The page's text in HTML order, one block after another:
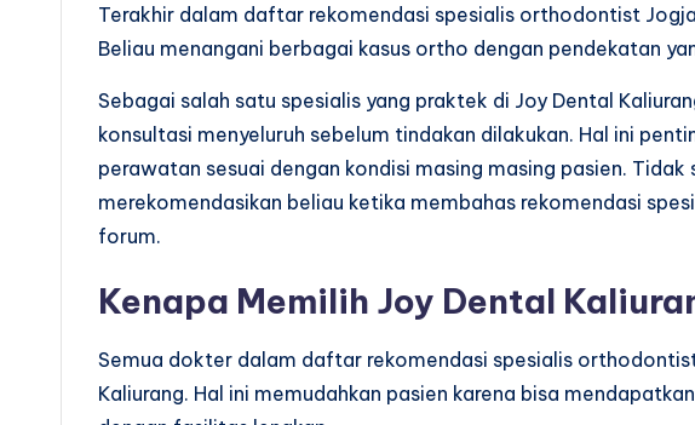
Terakhir dalam daftar rekomendasi spesialis orthodontist
Beliau menangani berbagai kasus ortho dengan pendekatan
Sebagai salah satu spesialis yang praktek di Joy Dental
konsultasi menyeluruh sebelum tindakan dilakukan. Hal ini
perawatan sesuai dengan kondisi masing masing pasien. Tidak
merekomendasikan beliau ketika membahas rekomendasi
forum.
Kenapa Memilih Joy Dental
Semua dokter dalam daftar rekomendasi spesialis
Kaliurang. Hal ini memudahkan pasien karena bisa